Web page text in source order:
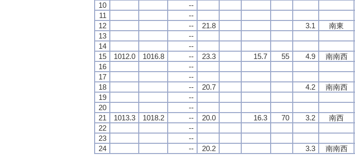
10
--
11
--
12
-- 21.8 3.1
南東
13
--
14
--
15
1012.0 1016.8 -- 23.3 15.7 55 4.9 南南西
16
--
17
--
18
-- 20.7 4.2
南南西
19
--
20
--
21
1013.3 1018.2 -- 20.0 16.3 70 3.2 南西
22
--
23
--
24
-- 20.2 3.3 南南西